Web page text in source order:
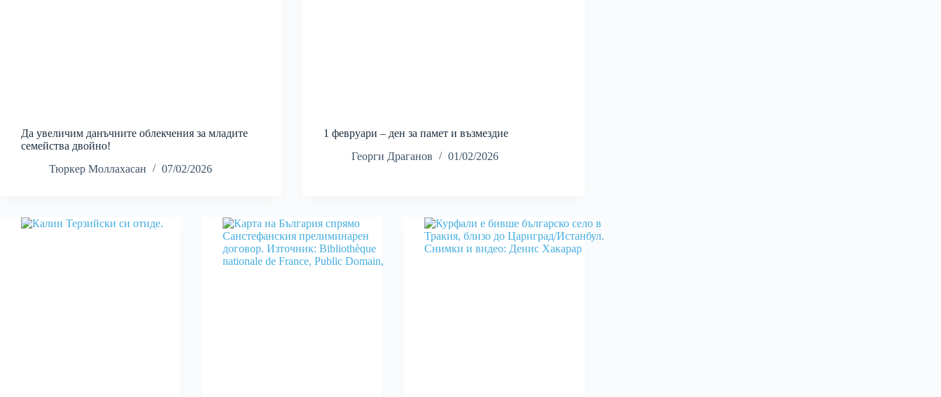
Да увеличим данъчните облекчения за младите
семейства двойно!
Тюркер Моллахасан
07/02/2026
1 февруари – ден за памет и възмездие
Георги Драганов
01/02/2026